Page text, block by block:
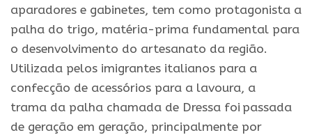
aparadores e gabinetes, tem como protagonista a
palha do trigo, matéria-prima fundamental para
o desenvolvimento do artesanato da região.
Utilizada pelos imigrantes italianos para a
confecção de acessórios para a lavoura, a
trama da palha chamada de Dressa foi passada
de geração em geração, principalmente por